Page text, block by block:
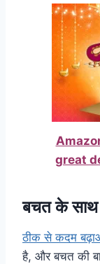
great
बचत के साथ
ठीक से कदम
है, और बचत की